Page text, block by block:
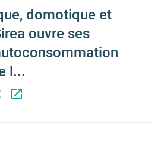
domotique et
ouvre ses
l...